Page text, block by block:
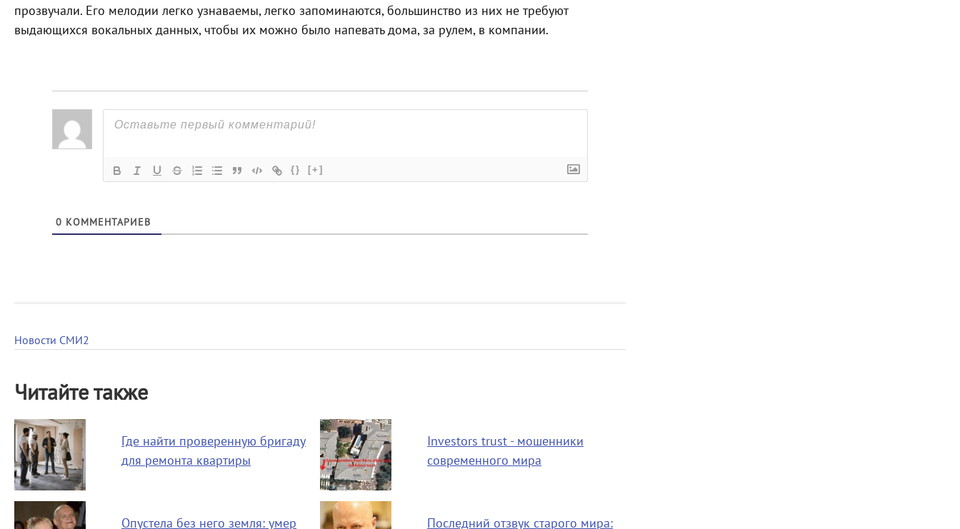
прозвучали. Его мелодии легко узнаваемы, легко запоминаются, большинство из них не требуют
выдающихся вокальных данных, чтобы их можно было напевать дома, за рулем, в компании.
{} [+]
0 КОММЕНТАРИЕВ
Новости СМИ2
Читайте также
Где найти проверенную бригаду
для ремонта квартиры
Investors trust - мошенники
современного мира
Опустела без него земля: умер Последний отзвук старого мира: